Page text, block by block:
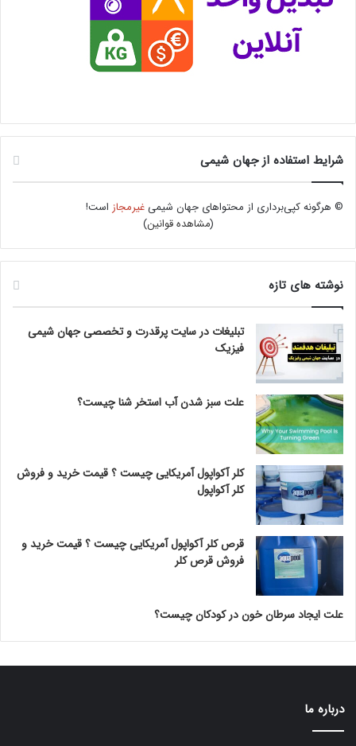
شرایط استفاده از جهان شیمی
© هرگونه کپی‌برداری از محتواهای جهان شیمیغیرمجاز است!
(مشاهده قوانین)
نوشته های تازه
تبلیغات در سایت پرقدرت و تخصصی جهان شیمی
فیزیک
علت سبز شدن آب استخر شنا چیست؟
کلر آکواپول آمریکایی چیست ؟ قیمت خرید و فروش
کلر آکواپول
قرص کلر آکواپول آمریکایی چیست ؟ قیمت خرید و
فروش قرص کلر
علت ایجاد سرطان خون در کودکان چیست؟
درباره ما